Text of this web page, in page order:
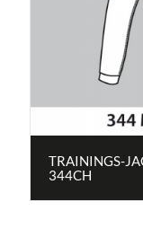
TRAININGS-
344CH